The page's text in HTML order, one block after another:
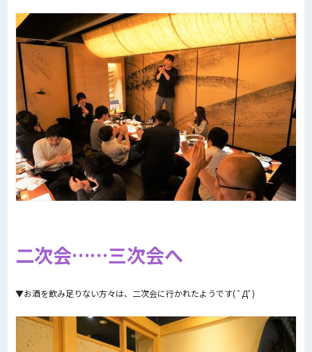
二次会……三次会へ
▼お酒を飲み足りない方々は、二次会に行かれたようです( ﾟДﾟ)